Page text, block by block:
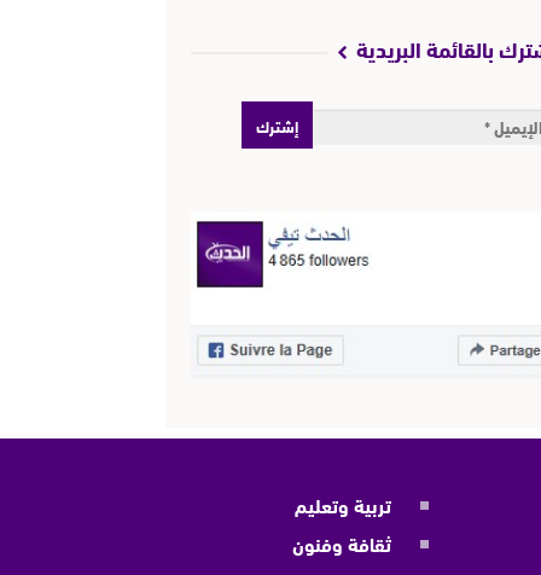
بالقائمة البريدية
تربية وتعليم
ثقافة وفنون